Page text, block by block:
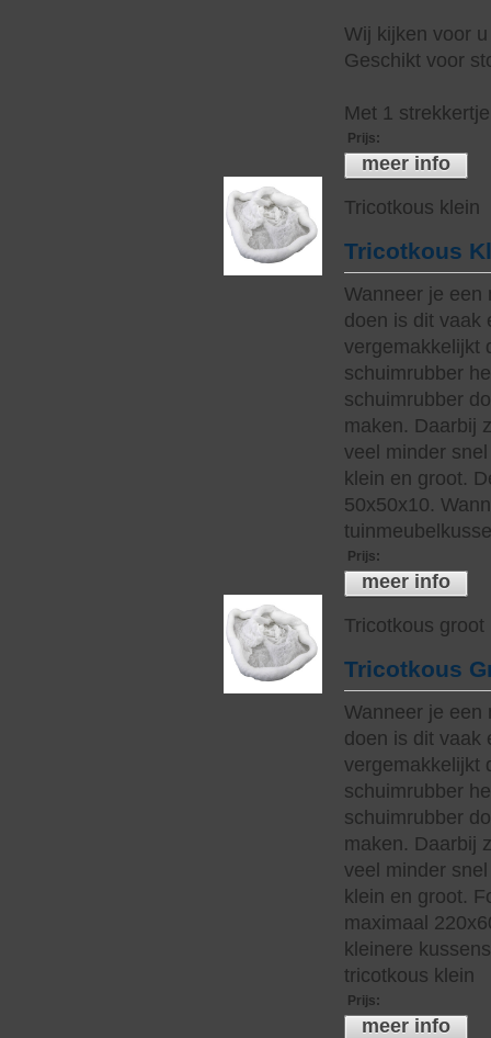
Wij kijken voor
Geschikt voor
Met 1
Prijs:
meer info
Tricotkous klein
Tricotkous
Wanneer je een
doen is dit vaak
vergemakkelijkt
schuimrubber
schuimrubber
maken. Daarbij
veel minder
klein en groot.
50x50x10.
Prijs:
meer info
Tricotkous groot
Tricotkous
Wanneer je een
doen is dit vaak
vergemakkelijkt
schuimrubber
schuimrubber
maken. Daarbij
veel minder
klein en groot.
maximaal
kleinere
tricotkous klein
Prijs:
meer info